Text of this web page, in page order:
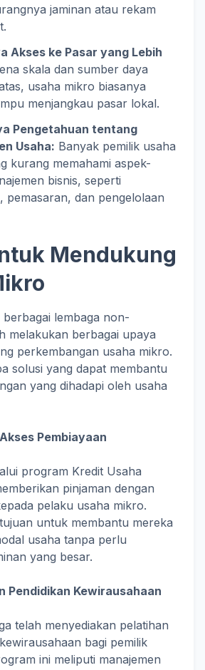
jaminan atau rekam
Akses ke Pasar yang Lebih
skala dan sumber daya
usaha mikro biasanya
menjangkau pasar lokal.
Pengetahuan tentang
Usaha: Banyak pemilik usaha
kurang memahami aspek-
bisnis, seperti
pemasaran, dan pengelolaan
Mendukung
lembaga non-
melakukan berbagai upaya
perkembangan usaha mikro.
solusi yang dapat membantu
yang dihadapi oleh usaha
Pembiayaan
program Kredit Usaha
pinjaman dengan
pelaku usaha mikro.
untuk membantu mereka
usaha tanpa perlu
yang besar.
Pendidikan Kewirausahaan
telah menyediakan pelatihan
bagi pemilik
ini meliputi manajemen